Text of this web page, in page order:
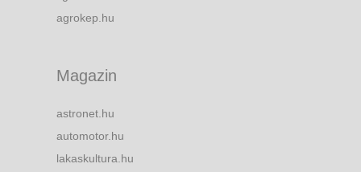
agrokep.hu
Magazin
astronet.hu
automotor.hu
lakaskultura.hu